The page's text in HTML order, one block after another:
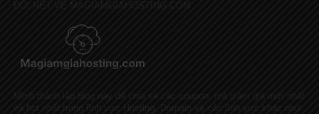
ĐÔI NÉT VỀ MAGIAMGIAHOSTING.COM
Mình thành lập blog này để chia sẻ các coupon, mã giảm giá mới nhất
và hot nhất trong lĩnh vực Hosting, Domain và các lĩnh vực khác như